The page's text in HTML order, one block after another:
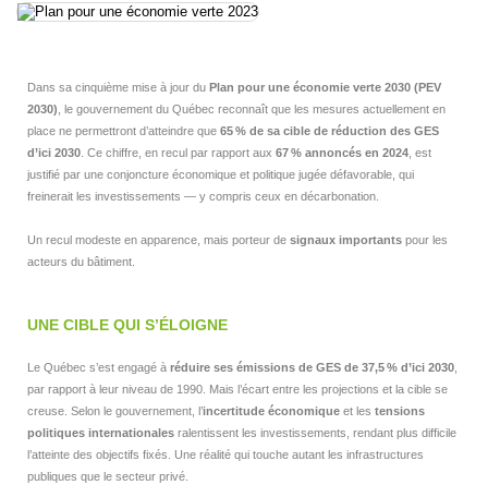
Dans sa cinquième mise à jour du Plan pour une économie verte 2030 (PEV
2030), le gouvernement du Québec reconnaît que les mesures actuellement en
place ne permettront d’atteindre que 65% de sa cible de réduction des GES
d’ici 2030. Ce chiffre, en recul par rapport aux 67% annoncés en 2024, est
justifié par une conjoncture économique et politique jugée défavorable, qui
freinerait les investissements — y compris ceux en décarbonation.
Un recul modeste en apparence, mais porteur de signaux importants pour les
acteurs du bâtiment.
UNE CIBLE QUI S’ÉLOIGNE
Le Québec s’est engagé à réduire ses émissions de GES de 37,5% d’ici 2030,
par rapport à leur niveau de 1990. Mais l’écart entre les projections et la cible se
creuse. Selon le gouvernement, l’incertitude économique et les tensions
politiques internationales ralentissent les investissements, rendant plus difficile
l’atteinte des objectifs fixés. Une réalité qui touche autant les infrastructures
publiques que le secteur privé.